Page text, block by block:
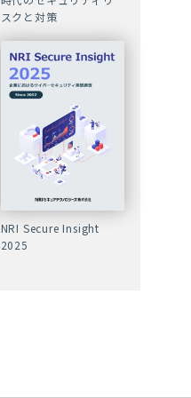
スクと対策
NRI Secure Insight
2025